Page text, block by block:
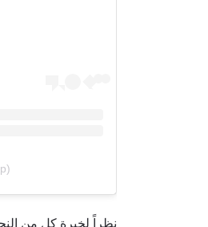
نظراً لخبرة كل من